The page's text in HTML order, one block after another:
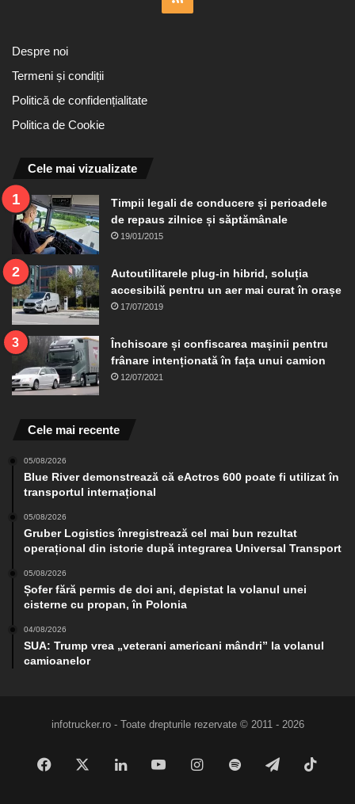
Despre noi
Termeni și condiții
Politică de confidențialitate
Politica de Cookie
Cele mai vizualizate
Timpii legali de conducere și perioadele
de repaus zilnice și săptămânale
19/01/2015
Autoutilitarele plug-in hibrid, soluția
accesibilă pentru un aer mai curat în orașe
17/07/2019
Închisoare și confiscarea mașinii pentru
frânare intenționată în fața unui camion
12/07/2021
Cele mai recente
05/08/2026
Blue River demonstrează că eActros 600 poate fi utilizat în
transportul internațional
05/08/2026
Gruber Logistics înregistrează cel mai bun rezultat
operațional din istorie după integrarea Universal Transport
05/08/2026
Șofer fără permis de doi ani, depistat la volanul unei
cisterne cu propan, în Polonia
04/08/2026
SUA: Trump vrea „veterani americani mândri” la volanul
camioanelor
infotrucker.ro - Toate drepturile rezervate © 2011 - 2026
Facebook LinkedInYouTubeInstagram
Spotify Telegram